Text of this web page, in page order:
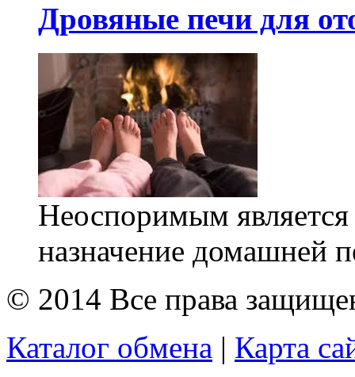
Дровяные печи для
Неоспоримым является
назначение домашней
© 2014 Все права
Каталог обмена | Карта